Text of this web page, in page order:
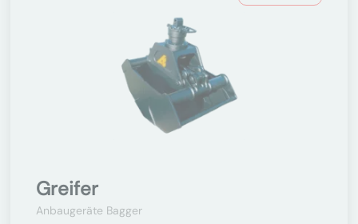
Greifer
Anbaugeräte Bagger